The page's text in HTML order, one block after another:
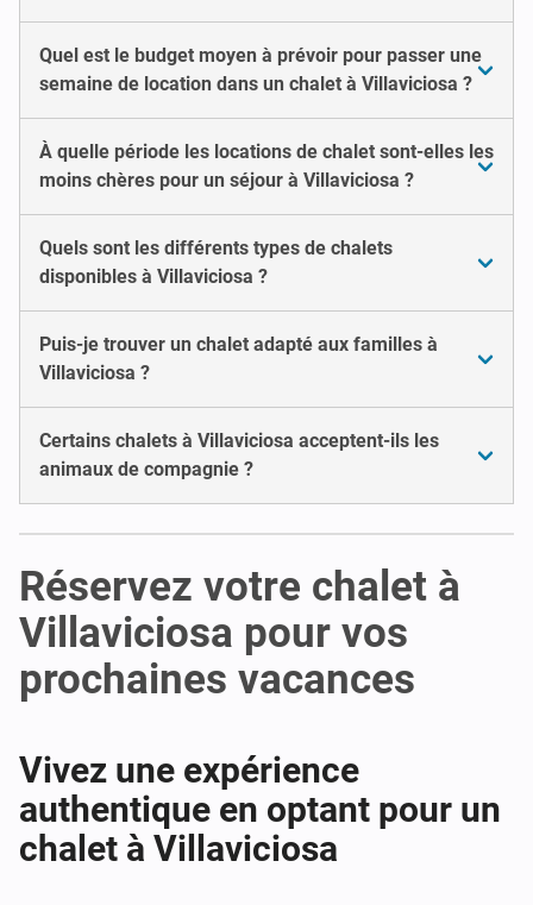
Quel est le budget moyen à prévoir pour passer une
semaine de location dans un chalet à Villaviciosa ?
À quelle période les locations de chalet sont-elles les
moins chères pour un séjour à Villaviciosa ?
Quels sont les différents types de chalets
disponibles à Villaviciosa ?
Puis-je trouver un chalet adapté aux familles à
Villaviciosa ?
Certains chalets à Villaviciosa acceptent-ils les
animaux de compagnie ?
Réservez votre chalet à
Villaviciosa pour vos
prochaines vacances
Vivez une expérience
authentique en optant pour un
chalet à Villaviciosa